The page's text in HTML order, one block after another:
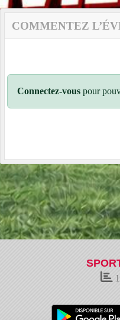
COMMENTEZ
Connectez-vous pour